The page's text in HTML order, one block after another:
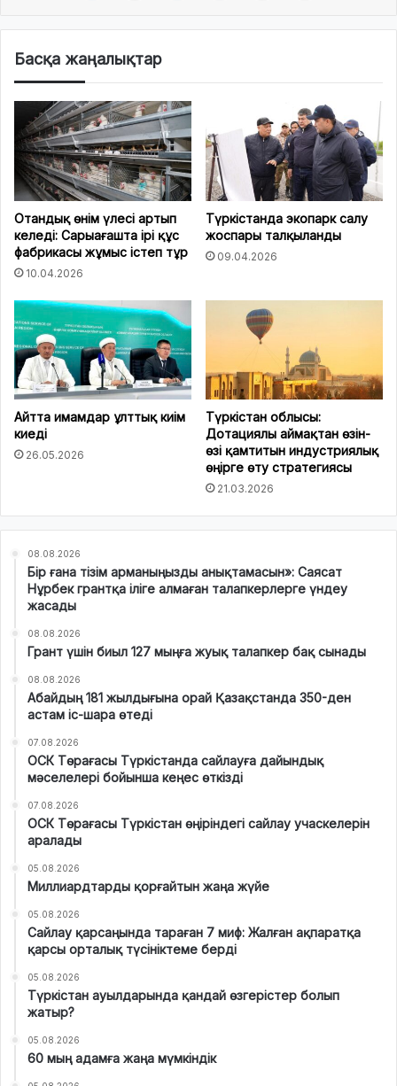
Басқа жаңалықтар
Отандық өнім үлесі артып
келеді: Сарыағашта ірі құс
фабрикасы жұмыс істеп тұр
10.04.2026
Түркістанда экопарк салу
жоспары талқыланды
09.04.2026
Айтта имамдар ұлттық киім
киеді
26.05.2026
Түркістан облысы:
Дотациялы аймақтан өзін-
өзі қамтитын индустриялық
өңірге өту стратегиясы
21.03.2026
08.08.2026
Бір ғана тізім арманыңызды анықтамасын»: Саясат
Нұрбек грантқа іліге алмаған талапкерлерге үндеу
жасады
08.08.2026
Грант үшін биыл 127 мыңға жуық талапкер бақ сынады
08.08.2026
Абайдың 181 жылдығына орай Қазақстанда 350-ден
астам іс-шара өтеді
07.08.2026
ОСК Төрағасы Түркістанда сайлауға дайындық
мәселелері бойынша кеңес өткізді
07.08.2026
ОСК Төрағасы Түркістан өңіріндегі сайлау учаскелерін
аралады
05.08.2026
Миллиардтарды қорғайтын жаңа жүйе
05.08.2026
Сайлау қарсаңында тараған 7 миф: Жалған ақпаратқа
қарсы орталық түсініктеме берді
05.08.2026
Түркістан ауылдарында қандай өзгерістер болып
жатыр?
05.08.2026
60 мың адамға жаңа мүмкіндік